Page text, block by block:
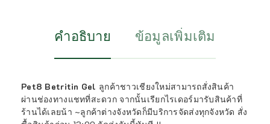
คำอธิบาย ข้อมูลเพิ่มเติม
Pet8 Betritin Gel ลูกค้าชาวเชียงใหม่สามารถสั่งสินค้า
ผ่านช่องทางแชทที่สะดวก จากนั้นเรียกไรเดอร์มารับสินค้าที่
ร้านได้เลยน้า ~ลูกค้าต่างจังหวัดก็มีบริการจัดส่งทุกจังหวัด สั่ง